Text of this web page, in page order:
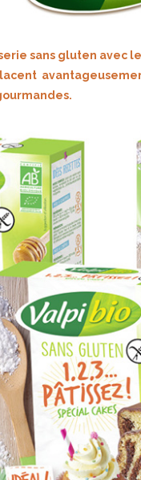
sans gluten avec